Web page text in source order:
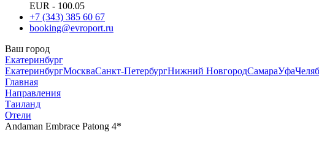
EUR - 100.05
+7 (343) 385 60 67
booking@evroport.ru
Ваш город
Екатеринбург
ЕкатеринбургМоскваСанкт-ПетербургНижний НовгородСамараУфа
Главная
Направления
Таиланд
Отели
Andaman Embrace Patong 4*